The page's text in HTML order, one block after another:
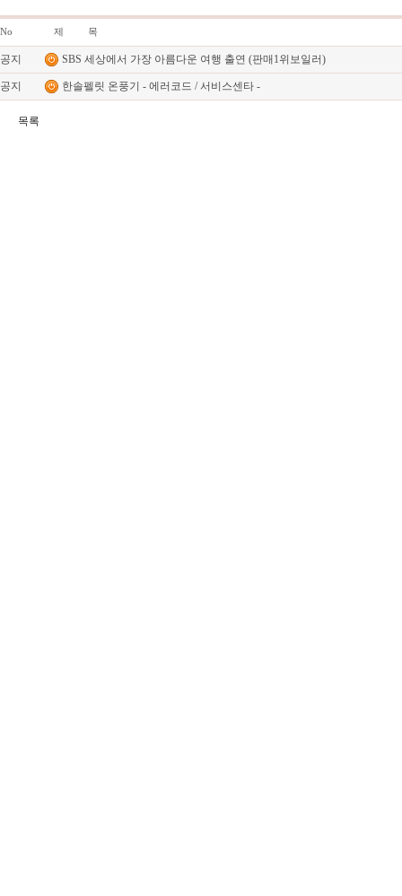
No 제 목
공지 SBS 세상에서 가장 아름다운 여행 출연 (판매1위보일러)
공지 한솔펠릿 온풍기 - 에러코드 / 서비스센타 -
목록